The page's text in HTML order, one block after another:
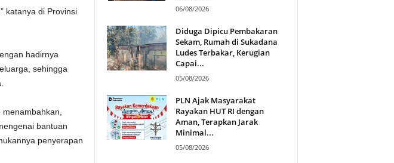
katanya di Provinsi
hadirnya
sehingga
bantuan
penyerapan
06/08/2026
Diduga Dipicu Pembakaran
Sekam, Rumah di Sukadana
Ludes Terbakar, Kerugian
Capai...
05/08/2026
PLN Ajak Masyarakat
Rayakan HUT RI dengan
Aman, Terapkan Jarak
Minimal...
05/08/2026